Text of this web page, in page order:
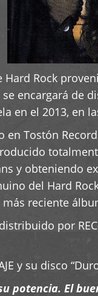
Hard Rock
se encargará
en el 2013, en
en Tostón
y obteniendo
del Hard
reciente
por
y su disco
potencia. El